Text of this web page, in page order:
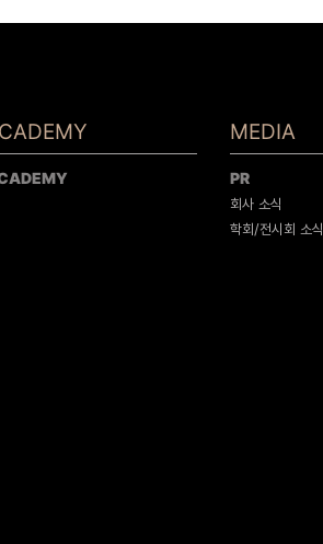
MEDIA
PR
회사 소식
학회/전시회 소식